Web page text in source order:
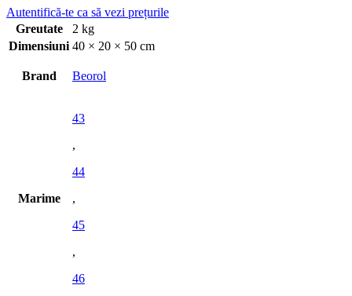
Autentifică-te ca să vezi prețurile
Greutate
2 kg
Dimensiuni 40 × 20 × 50 cm
Brand Beorol
Marime
43
,
44
,
45
,
46